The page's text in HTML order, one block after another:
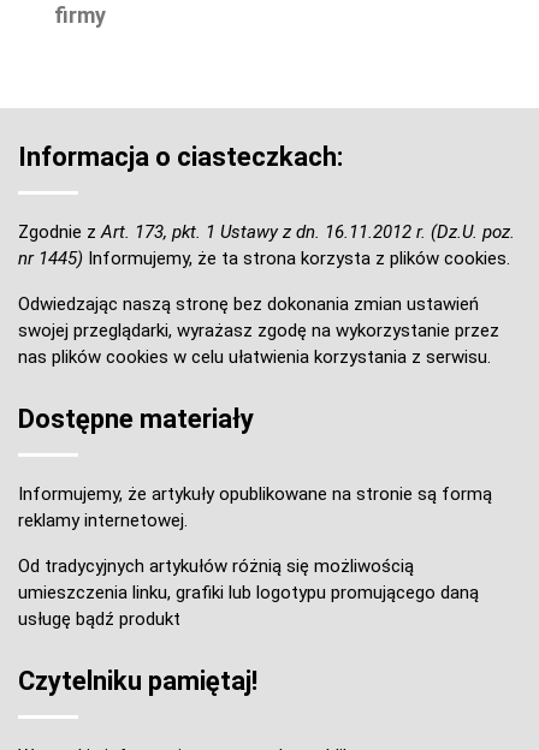
firmy
Informacja o ciasteczkach:
Zgodnie z Art. 173, pkt. 1 Ustawy z dn. 16.11.2012 r. (Dz.U. poz.
nr 1445) Informujemy, że ta strona korzysta z plików cookies.
Odwiedzając naszą stronę bez dokonania zmian ustawień
swojej przeglądarki, wyrażasz zgodę na wykorzystanie przez
nas plików cookies w celu ułatwienia korzystania z serwisu.
Dostępne materiały
Informujemy, że artykuły opublikowane na stronie są formą
reklamy internetowej.
Od tradycyjnych artykułów różnią się możliwością
umieszczenia linku, grafiki lub logotypu promującego daną
usługę bądź produkt
Czytelniku pamiętaj!